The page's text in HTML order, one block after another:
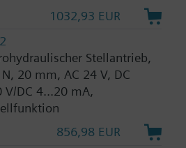
1032,93 EUR
Stellantrieb,
20 mm, AC 24 V, DC
V/DC 4...20 mA,
856,98 EUR